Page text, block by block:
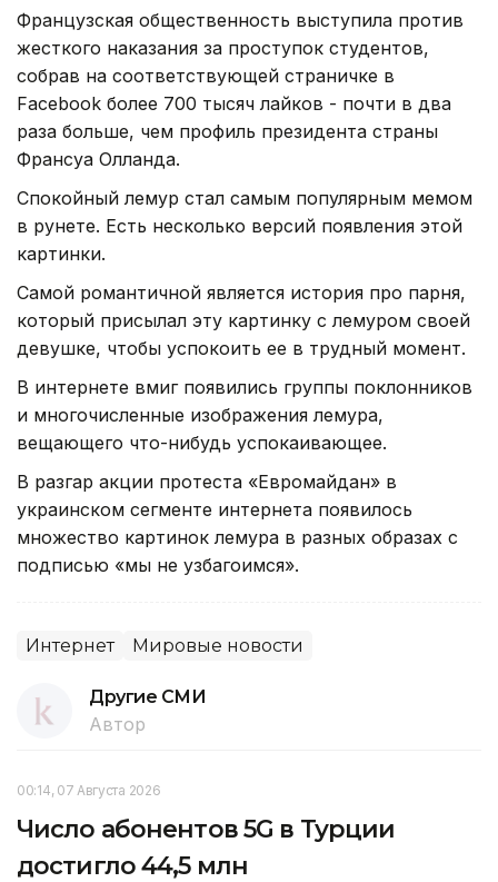
Французская общественность выступила против
жесткого наказания за проступок студентов,
собрав на соответствующей страничке в
Facebook более 700 тысяч лайков - почти в два
раза больше, чем профиль президента страны
Франсуа Олланда.
Спокойный лемур стал самым популярным мемом
в рунете. Есть несколько версий появления этой
картинки.
Самой романтичной является история про парня,
который присылал эту картинку с лемуром своей
девушке, чтобы успокоить ее в трудный момент.
В интернете вмиг появились группы поклонников
и многочисленные изображения лемура,
вещающего что-нибудь успокаивающее.
В разгар акции протеста «Евромайдан» в
украинском сегменте интернета появилось
множество картинок лемура в разных образах с
подписью «мы не узбагоимся».
Интернет Мировые новости
Другие СМИ
Автор
00:14, 07 Августа 2026
Число абонентов 5G в Турции
достигло 44,5 млн